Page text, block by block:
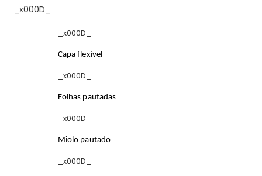
_x000D_
_x000D_
Capa flexível
_x000D_
Folhas pautadas
_x000D_
Miolo pautado
_x000D_